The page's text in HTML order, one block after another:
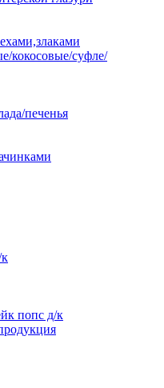
кокосовые/суфле/
печенья
попс д/к